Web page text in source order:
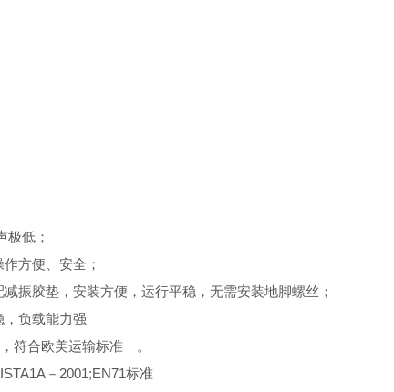
极低；
方便、安全；
振胶垫，安装方便，运行平稳，无需安装地脚螺丝；
，负载能力强
符合欧美运输标准 。
－2001;EN71标准